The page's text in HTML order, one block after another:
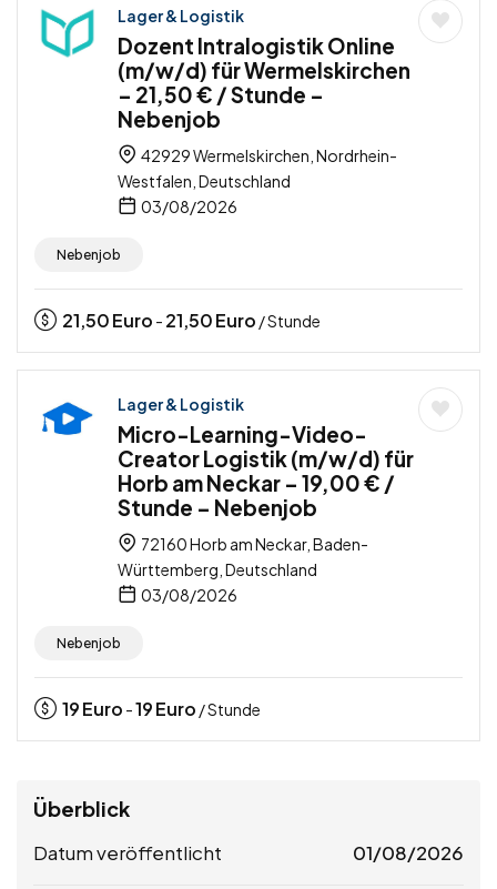
Lager & Logistik
Dozent Intralogistik Online
(m/w/d) für Wermelskirchen
– 21,50 € / Stunde –
Nebenjob
42929 Wermelskirchen, Nordrhein-
Westfalen, Deutschland
03/08/2026
Nebenjob
21,50Euro - 21,50Euro / Stunde
Lager & Logistik
Micro-Learning-Video-
Creator Logistik (m/w/d) für
Horb am Neckar – 19,00 € /
Stunde – Nebenjob
72160 Horb am Neckar, Baden-
Württemberg, Deutschland
03/08/2026
Nebenjob
19Euro -19Euro / Stunde
Überblick
Datum veröffentlicht 01/08/2026